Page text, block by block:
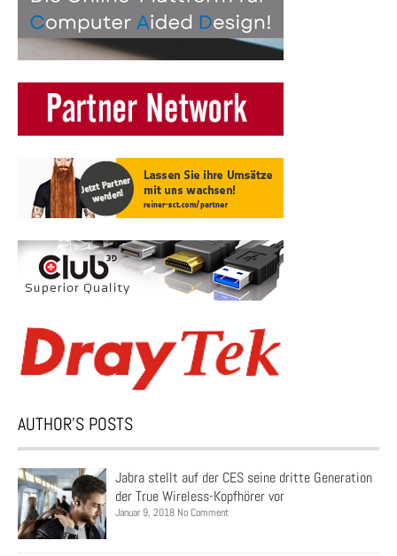
AUTHOR’S POSTS
Jabra stellt auf der CES seine dritte Generation
der True Wireless-Kopfhörer vor
Januar 9, 2018 No Comment